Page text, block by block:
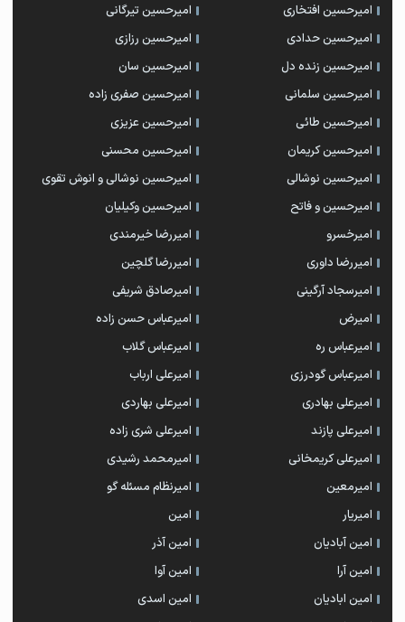
امیرحسین افتخاری
امیرحسین تیرگانی
امیرحسین حدادی
امیرحسین رزازی
امیرحسین زنده دل
امیرحسین سان
امیرحسین سلمانی
امیرحسین صفری زاده
امیرحسین طائی
امیرحسین عزیزی
امیرحسین کریمان
امیرحسین محسنی
امیرحسین نوشالی
امیرحسین نوشالی و انوش تقوی
امیرحسین و فاتح
امیرحسین وکیلیان
امیرخسرو
امیررضا خیرمندی
امیررضا داوری
امیررضا گلچین
امیرسجاد آرگینی
امیرصادق شریفی
امیرض
امیرعباس حسن زاده
امیرعباس ره
امیرعباس گلاب
امیرعباس گودرزی
امیرعلی ارباب
امیرعلی بهادری
امیرعلی بهاردی
امیرعلی پازند
امیرعلی شری زاده
امیرعلی کریمخانی
امیرمحمد رشیدی
امیرمعین
امیرنظام مسئله گو
امیریار
امین
امین آبادیان
امین آذر
امین آرا
امین آوا
امین ابادیان
امین اسدی